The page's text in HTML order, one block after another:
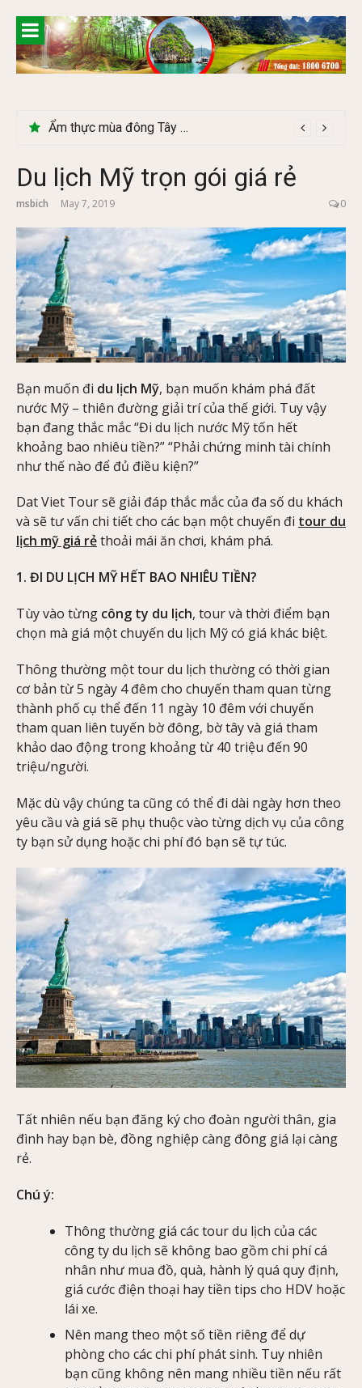
content
Ẩm thực mùa đông Tây Bắc có gì đặc biệt
Lễ 2/9 có phải mùa du lịch Hà Giang đẹp không?
Du lịch Mỹ trọn gói giá rẻ
msbich May 7, 2019 0
Bạn muốn đi du lịch Mỹ, bạn muốn khám phá đất
nước Mỹ – thiên đường giải trí của thế giới. Tuy vậy
bạn đang thắc mắc “Đi du lịch nước Mỹ tốn hết
khoảng bao nhiêu tiền?” “Phải chứng minh tài chính
như thế nào để đủ điều kiện?”
Dat Viet Tour sẽ giải đáp thắc mắc của đa số du khách
và sẽ tư vấn chi tiết cho các bạn một chuyến đi tour du
lịch mỹ giá rẻthoải mái ăn chơi, khám phá.
1. ĐI DU LỊCH MỸ HẾT BAO NHIÊU TIỀN?
Tùy vào từng công ty du lịch, tour và thời điểm bạn
chọn mà giá một chuyến du lịch Mỹ có giá khác biệt.
Thông thường một tour du lịch thường có thời gian
cơ bản từ 5 ngày 4 đêm cho chuyến tham quan từng
thành phố cụ thể đến 11 ngày 10 đêm với chuyến
tham quan liên tuyến bờ đông, bờ tây và giá tham
khảo dao động trong khoảng từ 40 triệu đến 90
triệu/người.
Mặc dù vậy chúng ta cũng có thể đi dài ngày hơn theo
yêu cầu và giá sẽ phụ thuộc vào từng dịch vụ của công
ty bạn sử dụng hoặc chi phí đó bạn sẽ tự túc.
Tất nhiên nếu bạn đăng ký cho đoàn người thân, gia
đình hay bạn bè, đồng nghiệp càng đông giá lại càng
rẻ.
Chú ý:
Thông thường giá các tour du lịch của các
công ty du lịch sẽ không bao gồm chi phí cá
nhân như mua đồ, quà, hành lý quá quy định,
giá cước điện thoại hay tiền tips cho HDV hoặc
lái xe.
Nên mang theo một số tiền riêng để dự
phòng cho các chi phí phát sinh. Tuy nhiên
bạn cũng không nên mang nhiều tiền nếu rất